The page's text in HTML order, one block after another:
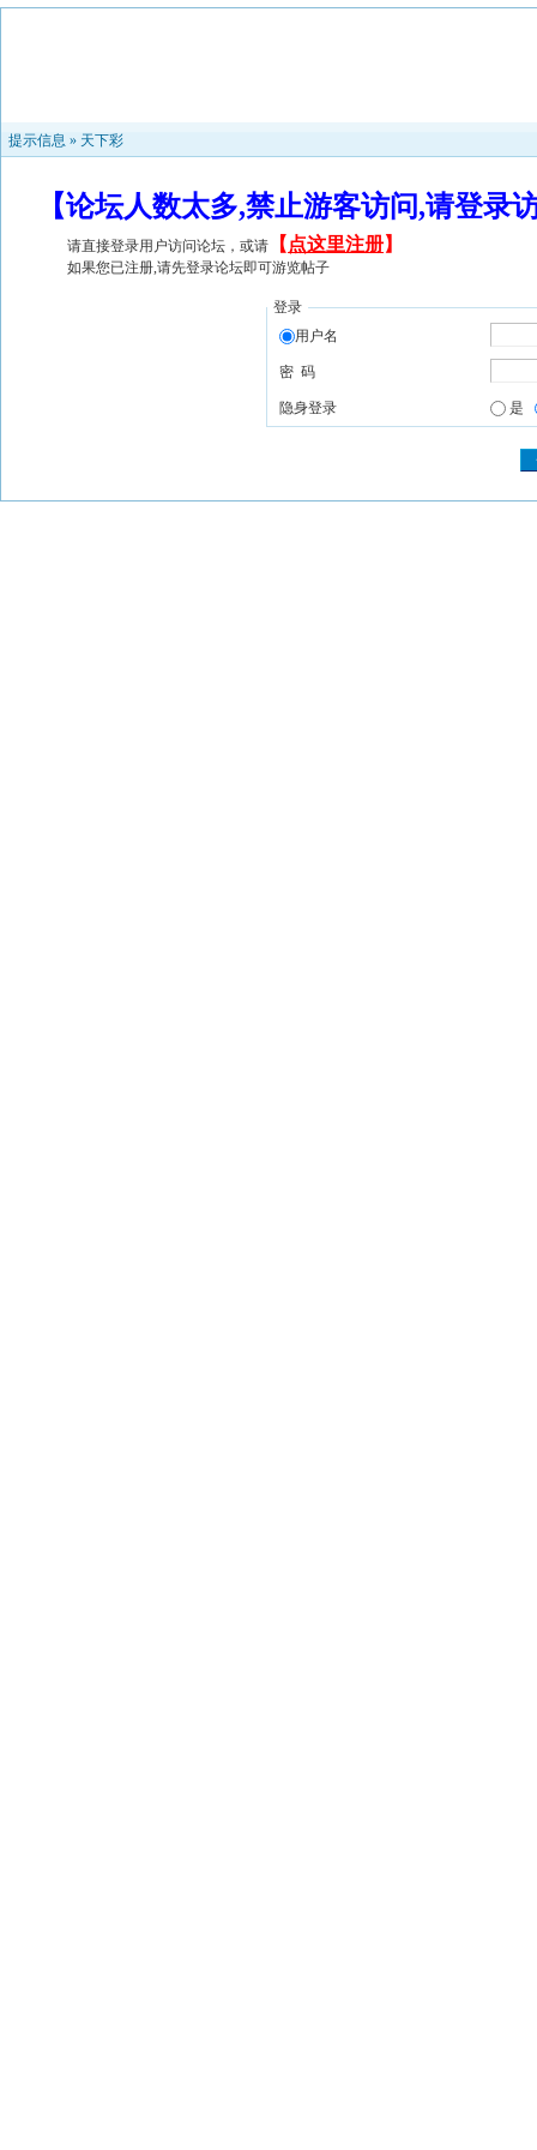
提示信息 » 天下彩
【论坛人数太多,禁止游客访问,请登
请直接登录用户访问论坛，或请 【 点这里注册】
如果您已注册,请先登录论坛即可游览帖子
登录
用户名
密 码
隐身登录 是